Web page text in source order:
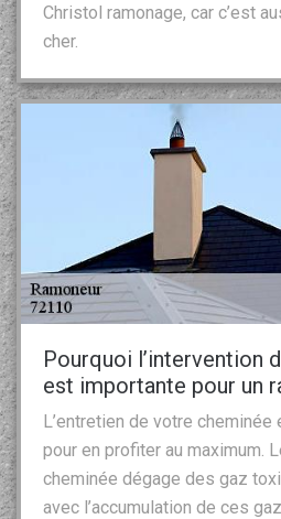
Christol ramonage, car c’est
cher.
Pourquoi l’intervention
est importante pour un
L’entretien de votre
pour en profiter au maximum.
cheminée dégage des gaz
avec l’accumulation de ces